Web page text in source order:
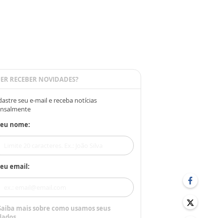
RECEBER NOVIDADES?
seu e-mail e receba notícias
nome:
email:
mais sobre como usamos seus